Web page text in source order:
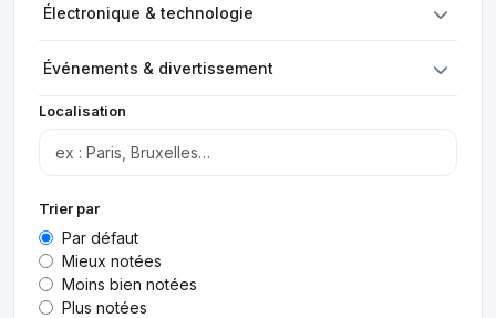
Électronique & technologie
Événements & divertissement
Localisation
Trier par
Par défaut
Mieux notées
Moins bien notées
Plus notées